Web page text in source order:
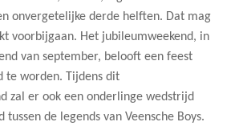
onvergetelijke derde helften. Dat mag
voorbijgaan. Het jubileumweekend, in
van september, belooft een feest
te worden. Tijdens dit
zal er ook een onderlinge wedstrijd
tussen de legends van Veensche Boys.